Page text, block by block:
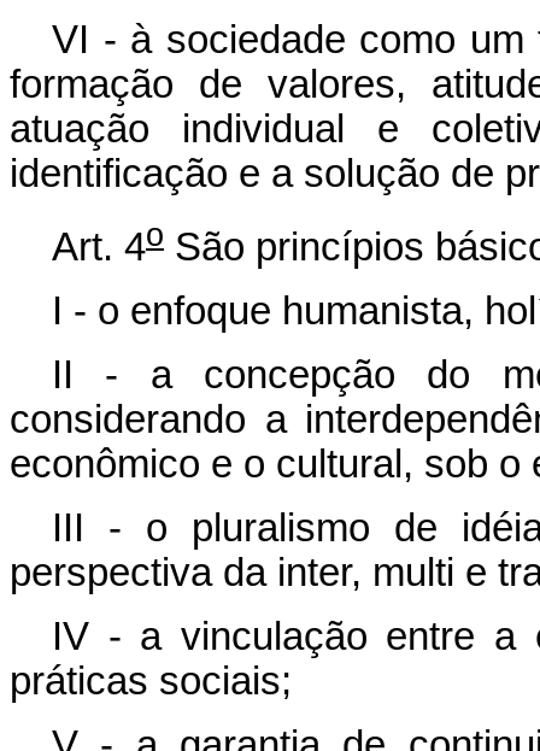
VI - à sociedade como um
formação de valores,
atuação individual e
identificação e a solução de
Art. 4o São princípios
I - o enfoque humanista,
II - a concepção do
considerando a
econômico e o cultural, sob
III - o pluralismo de
perspectiva da inter, multi e
IV - a vinculação entre a
práticas sociais;